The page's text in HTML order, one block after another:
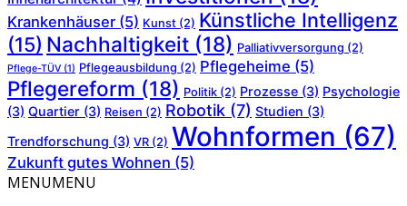
Krankenhäuser (5) Kunst (2) Künstliche Intelligenz
(15) Nachhaltigkeit (18) Palliativversorgung (2)
Pflege-TÜV (1) Pflegeausbildung (2) Pflegeheime (5)
Pflegereform (18) Politik (2) Prozesse (3) Psychologie
(3) Quartier (3) Reisen (2) Robotik (7) Studien (3)
Trendforschung (3) VR (2) Wohnformen (67)
Zukunft gutes Wohnen (5)
MENUMENU